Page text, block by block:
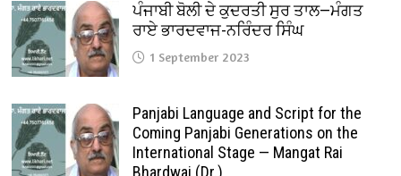
ਪੰਜਾਬੀ ਬੋਲੀ ਦੇ ਕੁਦਰਤੀ ਸੁਰ ਤਾਲ—ਮੰਗਤ
ਰਾਏ ਭਾਰਦਵਾਜ-ਨਰਿੰਦਰ ਸਿੰਘ
1 September 2023
Panjabi Language and Script for the
Coming Panjabi Generations on the
International Stage — Mangat Rai
Bhardwaj (Dr.)